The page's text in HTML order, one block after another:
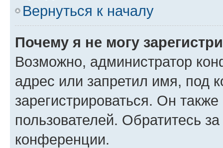
Вернуться к началу
Почему я не могу
Возможно, администратор
адрес или запретил имя, под
зарегистрироваться. Он
пользователей. Обратитесь
конференции.